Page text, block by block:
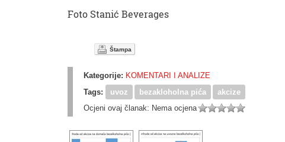
Foto Stanić Beverages
Štampa
Kategorije: KOMENTARI I ANALIZE
Tags:
uvoz bezakloholna pića
akcize
Ocjeni ovaj članak: Nema ocjena